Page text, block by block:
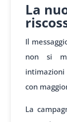
La
Il
non si
con
La